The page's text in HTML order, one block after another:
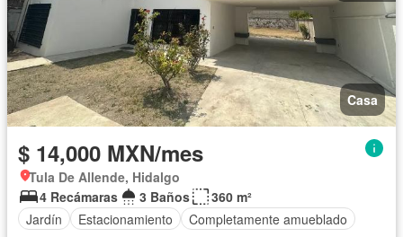
Casa
$ 14,000 MXN/mes
Tula De Allende, Hidalgo
4 Recámaras
3 Baños
360 m²
Jardín
Estacionamiento Completamente amueblado